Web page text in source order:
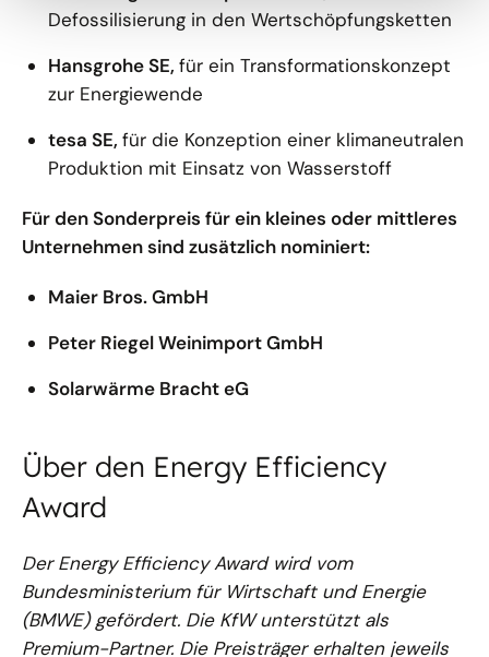
Defossilisierung in den Wertschöpfungsketten
Hansgrohe SE, für ein Transformationskonzept
zur Energiewende
tesa SE, für die Konzeption einer klimaneutralen
Produktion mit Einsatz von Wasserstoff
Für den Sonderpreis für ein kleines oder mittleres
Unternehmen sind zusätzlich nominiert:
Maier Bros. GmbH
Peter Riegel Weinimport GmbH
Solarwärme Bracht eG
Über den Energy Efficiency
Award
Der Energy Efficiency Award wird vom
Bundesministerium für Wirtschaft und Energie
(BMWE) gefördert. Die KfW unterstützt als
Premium-Partner. Die Preisträger erhalten jeweils